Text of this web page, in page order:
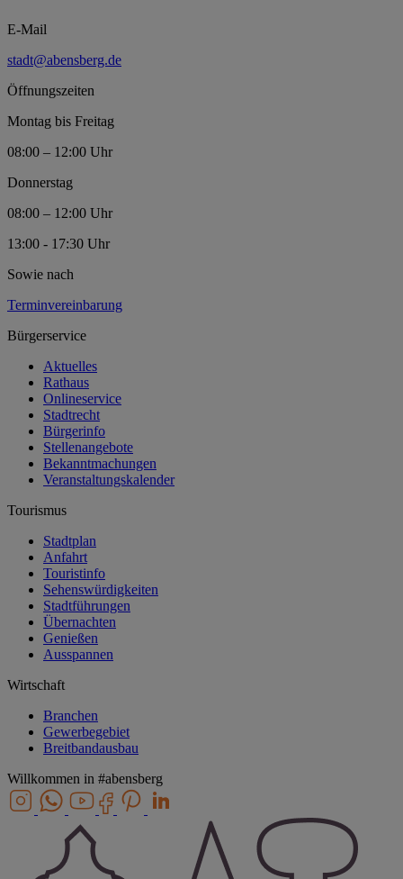
E-Mail
stadt@abensberg.de
Öffnungszeiten
Montag bis Freitag
08:00 – 12:00 Uhr
Donnerstag
08:00 – 12:00 Uhr
13:00 - 17:30 Uhr
Sowie nach
Terminvereinbarung
Bürgerservice
Aktuelles
Rathaus
Onlineservice
Stadtrecht
Bürgerinfo
Stellenangebote
Bekanntmachungen
Veranstaltungskalender
Tourismus
Stadtplan
Anfahrt
Touristinfo
Sehenswürdigkeiten
Stadtführungen
Übernachten
Genießen
Ausspannen
Wirtschaft
Branchen
Gewerbegebiet
Breitbandausbau
Willkommen in #abensberg